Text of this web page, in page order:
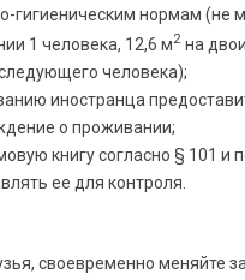
гигиеническим нормам (не
1 человека, 12,6 м2 на
человека);
иностранца
о проживании;
книгу согласно § 101 и
ее для контроля.
своевременно меняйте